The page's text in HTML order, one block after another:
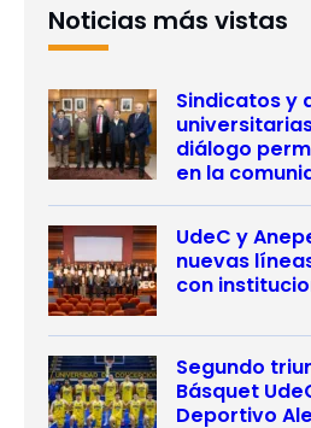
Noticias más vistas
Sindicatos y
diálogo
en la
UdeC y
nuevas
con
Segundo
Básquet
Deportivo